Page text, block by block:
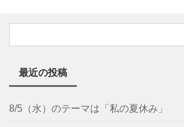
最近の投稿
8/5（水）のテーマは「私の夏休み」